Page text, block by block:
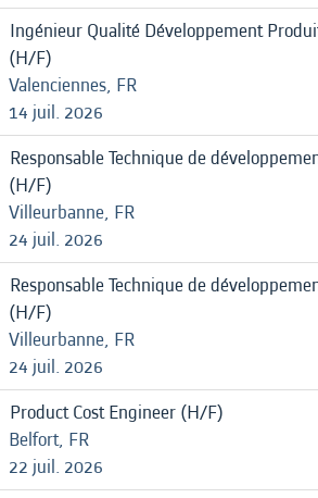
Ingénieur Qualité Développement
(H/F)
Valenciennes, FR
14 juil. 2026
Responsable Technique de
(H/F)
Villeurbanne, FR
24 juil. 2026
Responsable Technique de
(H/F)
Villeurbanne, FR
24 juil. 2026
Product Cost Engineer (H/F)
Belfort, FR
22 juil. 2026